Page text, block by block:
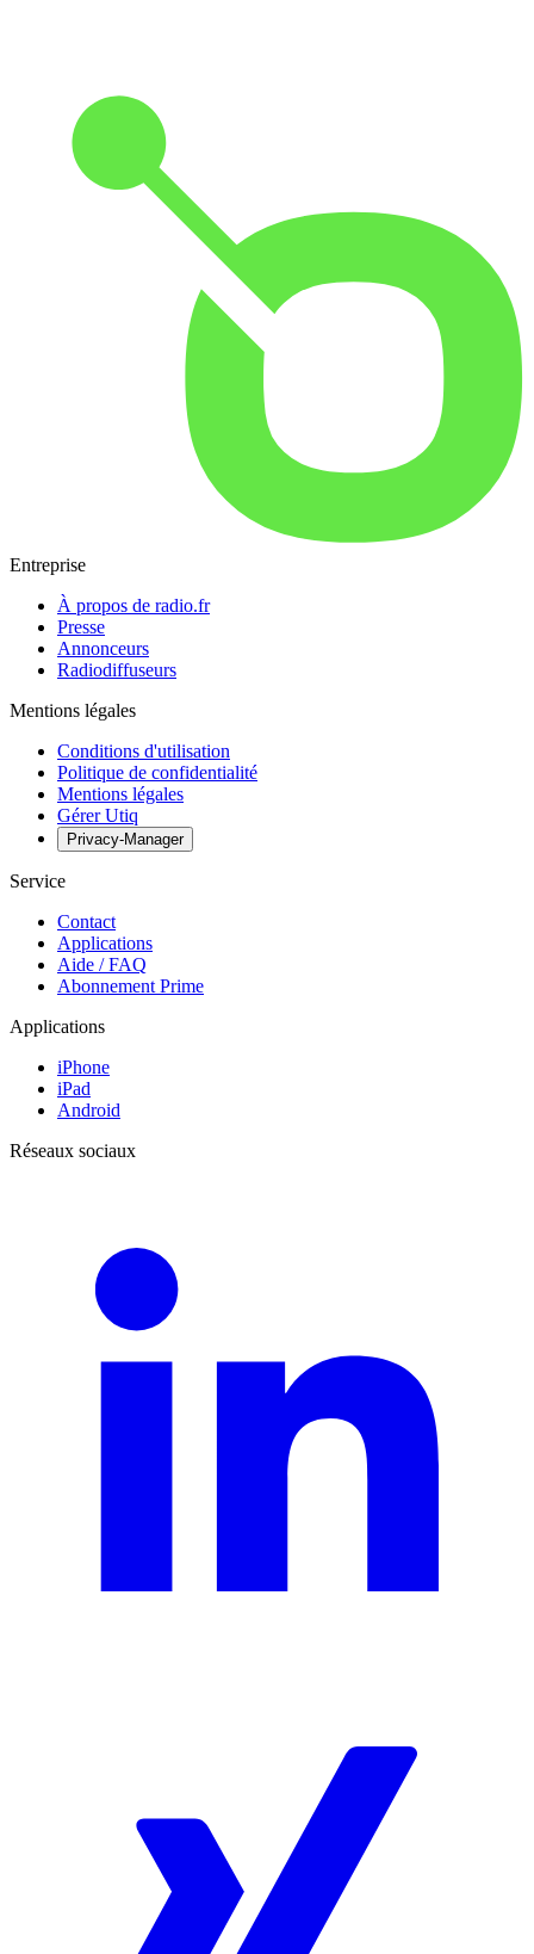
Entreprise
À propos de radio.fr
Presse
Annonceurs
Radiodiffuseurs
Mentions légales
Conditions d'utilisation
Politique de confidentialité
Mentions légales
Gérer Utiq
Privacy-Manager
Service
Contact
Applications
Aide / FAQ
Abonnement Prime
Applications
iPhone
iPad
Android
Réseaux sociaux